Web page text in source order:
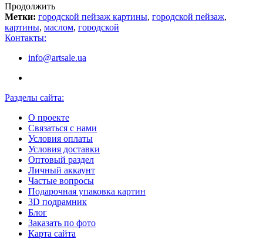
Продолжить
Метки: городской пейзаж картины, городской пейзаж,
картины, маслом, городской
Контакты:
info@artsale.ua
Разделы сайта:
О проекте
Связаться с нами
Условия оплаты
Условия доставки
Оптовый раздел
Личный аккаунт
Частые вопросы
Подарочная упаковка картин
3D подрамник
Блог
Заказать по фото
Карта сайта